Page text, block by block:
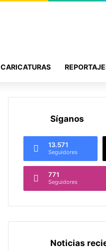
CARICATURAS
Síganos
13.571
Seguidores
771
Seguidores
Noticias